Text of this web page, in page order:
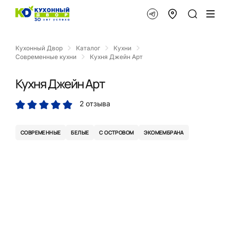
Кухонный Двор Каталог
Кухни
Современные кухни
Кухня Джейн Арт
Кухня Джейн Арт
2 отзыва
СОВРЕМЕННЫЕ БЕЛЫЕ С ОСТРОВОМ ЭКОМЕМБРАНА